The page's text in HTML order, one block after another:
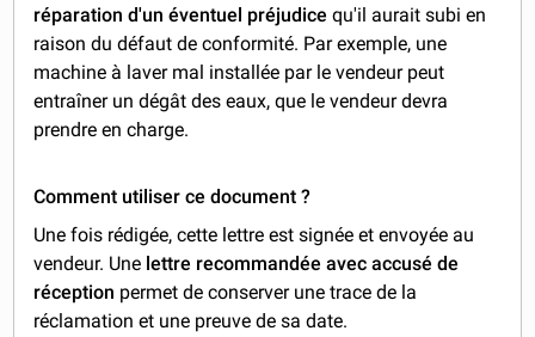
réparation d'un éventuel préjudice qu'il aurait subi en
raison du défaut de conformité. Par exemple, une
machine à laver mal installée par le vendeur peut
entraîner un dégât des eaux, que le vendeur devra
prendre en charge.
Comment utiliser ce document ?
Une fois rédigée, cette lettre est signée et envoyée au
vendeur. Une lettre recommandée avec accusé de
réception permet de conserver une trace de la
réclamation et une preuve de sa date.